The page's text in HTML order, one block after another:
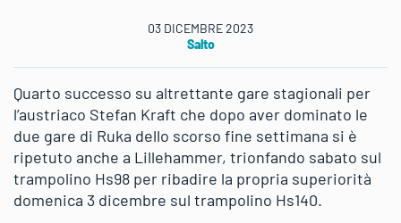
03 DICEMBRE 2023
Salto
Quarto successo su altrettante gare stagionali per
l’austriaco Stefan Kraft che dopo aver dominato le
due gare di Ruka dello scorso fine settimana si è
ripetuto anche a Lillehammer, trionfando sabato sul
trampolino Hs98 per ribadire la propria superiorità
domenica 3 dicembre sul trampolino Hs140.